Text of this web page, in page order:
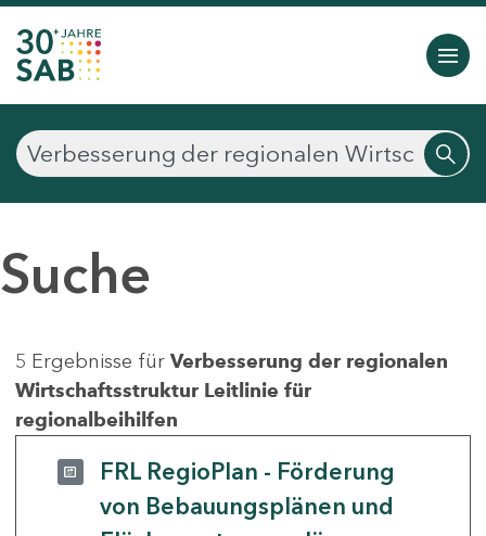
Suche
5 Ergebnisse für Verbesserung der regionalen
Wirtschaftsstruktur Leitlinie für
regionalbeihilfen
FRL RegioPlan - Förderung
von Bebauungsplänen und